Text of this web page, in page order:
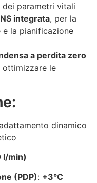
parametri vitali
integrata, per la
la pianificazione
a perdita zero
ottimizzare le
dinamico
l/min)
(PDP): +3°C